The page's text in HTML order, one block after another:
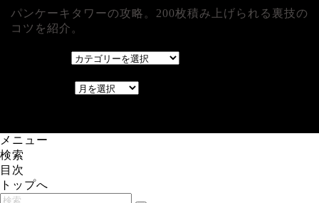
パンケーキタワーの攻略。200枚積み上げられる裏技の
コツを紹介。
メニュー
検索
目次
トップへ